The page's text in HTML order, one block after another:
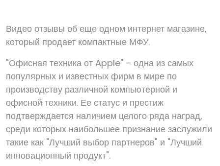
Видео отзывы об еще одном интернет магазине,
который продает компактные МФУ.
"Офисная техника от Apple" – одна из самых
популярных и известных фирм в мире по
производству различной компьютерной и
офисной техники. Ее статус и престиж
подтверждается наличием целого ряда наград,
среди которых наибольшее признание заслужили
такие как "Лучший выбор партнеров" и "Лучший
инновационный продукт".